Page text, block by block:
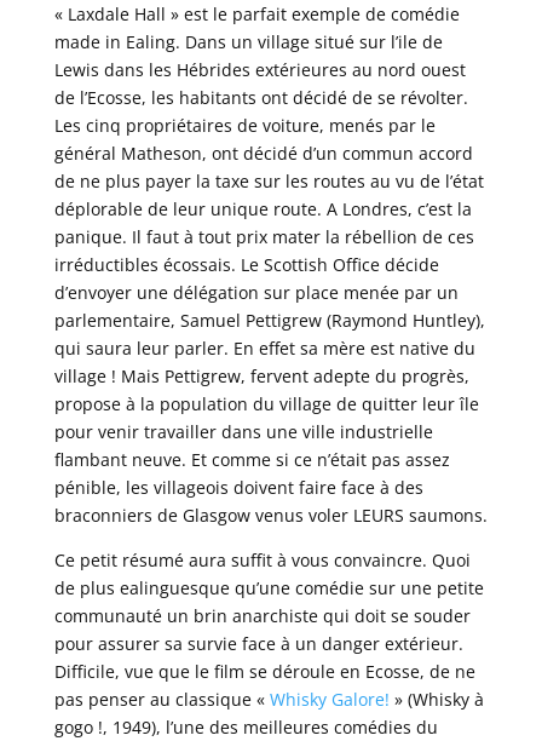
« Laxdale Hall » est le parfait exemple de comédie
made in Ealing. Dans un village situé sur l’ile de
Lewis dans les Hébrides extérieures au nord ouest
de l’Ecosse, les habitants ont décidé de se révolter.
Les cinq propriétaires de voiture, menés par le
général Matheson, ont décidé d’un commun accord
de ne plus payer la taxe sur les routes au vu de l’état
déplorable de leur unique route. A Londres, c’est la
panique. Il faut à tout prix mater la rébellion de ces
irréductibles écossais. Le Scottish Office décide
d’envoyer une délégation sur place menée par un
parlementaire, Samuel Pettigrew (Raymond Huntley),
qui saura leur parler. En effet sa mère est native du
village ! Mais Pettigrew, fervent adepte du progrès,
propose à la population du village de quitter leur île
pour venir travailler dans une ville industrielle
flambant neuve. Et comme si ce n’était pas assez
pénible, les villageois doivent faire face à des
braconniers de Glasgow venus voler LEURS saumons.
Ce petit résumé aura suffit à vous convaincre. Quoi
de plus ealinguesque qu’une comédie sur une petite
communauté un brin anarchiste qui doit se souder
pour assurer sa survie face à un danger extérieur.
Difficile, vue que le film se déroule en Ecosse, de ne
pas penser au classique « Whisky Galore! » (Whisky à
gogo !, 1949), l’une des meilleures comédies du